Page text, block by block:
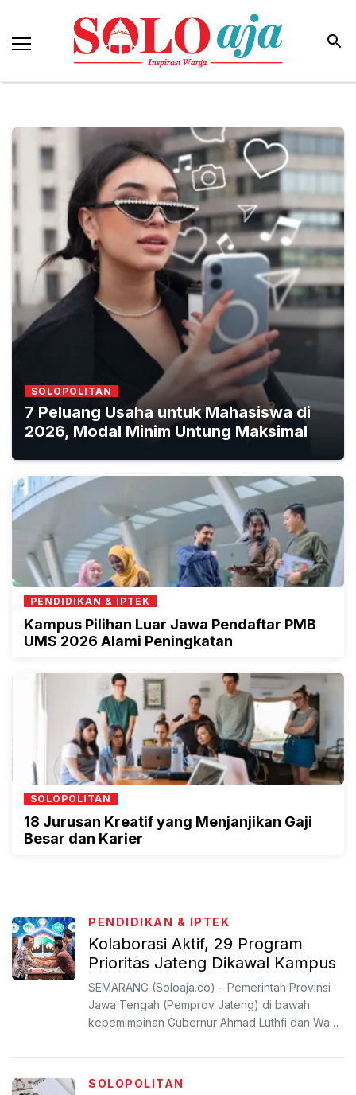
SOLOPOLITAN
7 Peluang Usaha untuk Mahasiswa di
2026, Modal Minim Untung Maksimal
PENDIDIKAN & IPTEK
Kampus Pilihan Luar Jawa Pendaftar PMB
UMS 2026 Alami Peningkatan
SOLOPOLITAN
18 Jurusan Kreatif yang Menjanjikan Gaji
Besar dan Karier
PENDIDIKAN & IPTEK
Kolaborasi Aktif, 29 Program
Prioritas Jateng Dikawal Kampus
SEMARANG (Soloaja.co) – Pemerintah Provinsi
Jawa Tengah (Pemprov Jateng) di bawah
kepemimpinan Gubernur Ahmad Luthfi dan Wakil
SOLOPOLITAN